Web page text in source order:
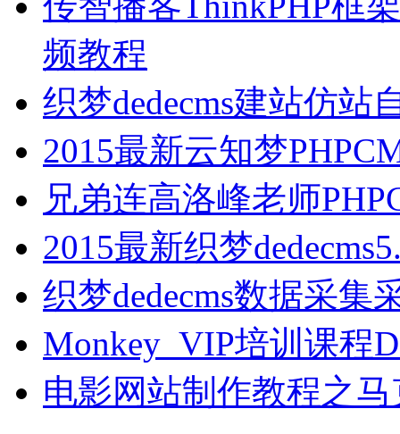
频教程
织梦dedecms建站仿站
2015最新云知梦
兄弟连高洛峰老师
2015最新织梦
织梦dedecms数据采集
Monkey_VIP培训课程
电影网站制作教程之